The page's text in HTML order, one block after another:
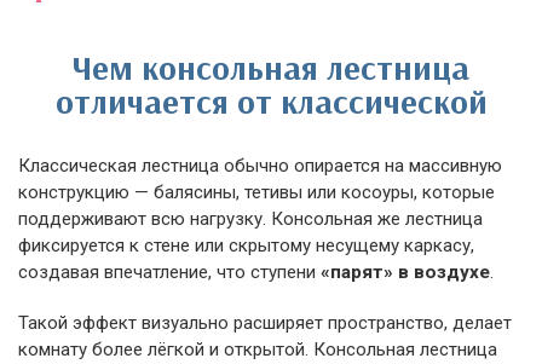
Чем консольная лестница
отличается от классической
Классическая лестница обычно опирается на массивную
конструкцию — балясины, тетивы или косоуры, которые
поддерживают всю нагрузку. Консольная же лестница
фиксируется к стене или скрытому несущему каркасу,
создавая впечатление, что ступени «парят» в воздухе.
Такой эффект визуально расширяет пространство, делает
комнату более лёгкой и открытой. Консольная лестница